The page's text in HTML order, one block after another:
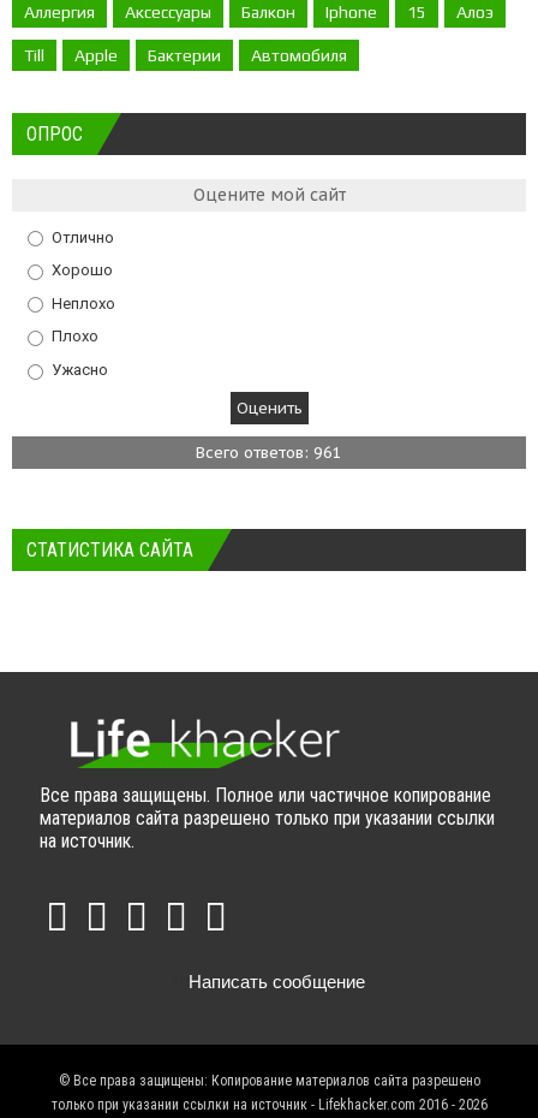
Аллергия Аксессуары Балкон Iphone 15 Алоэ
Till Apple Бактерии Автомобиля
ОПРОС
Оцените мой сайт
Отлично
Хорошо
Неплохо
Плохо
Ужасно
Всего ответов: 961
СТАТИСТИКА САЙТА
Все права защищены. Полное или частичное копирование
материалов сайта разрешено только при указании ссылки
на источник.
Написать сообщение
© Все права защищены: Копирование материалов сайта разрешено
только при указании ссылки на источник - Lifekhacker.com 2016 - 2026